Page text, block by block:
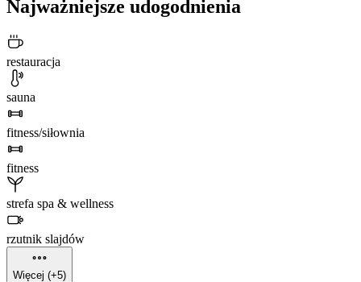
Najważniejsze udogodnienia
restauracja
sauna
fitness/siłownia
fitness
strefa spa & wellness
rzutnik slajdów
Więcej (+5)